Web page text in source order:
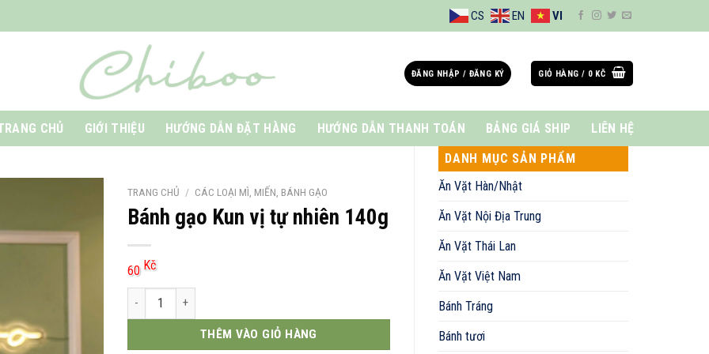
CS EN VI
ĐĂNG NHẬP / ĐĂNG KÝ GIỎ HÀNG / 0 KČ
CHỦ GIỚI THIỆU HƯỚNG DẪN ĐẶT HÀNG HƯỚNG DẪN THANH TOÁN BẢNG GIÁ SHIP
LIÊN HỆ
DANH MỤC SẢN PHẨM
Ăn Vặt Hàn/Nhật
Ăn Vặt Nội Địa Trung
Ăn Vặt Thái Lan
Ăn Vặt Việt Nam
Bánh Tráng
Bánh tươi
TRANG CHỦ / CÁC LOẠI MÌ, MIẾN, BÁNH GẠO
Bánh gạo Kun vị tự nhiên 140g
60 Kč
Bánh gạo Kun vị tự nhiên 140g số lượng
THÊM VÀO GIỎ HÀNG